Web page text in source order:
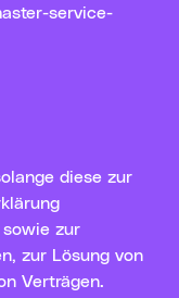
service-
diese zur
zur
zur Lösung von
Verträgen.